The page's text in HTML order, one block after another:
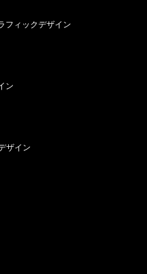
フィックデザイン
ン
ザイン